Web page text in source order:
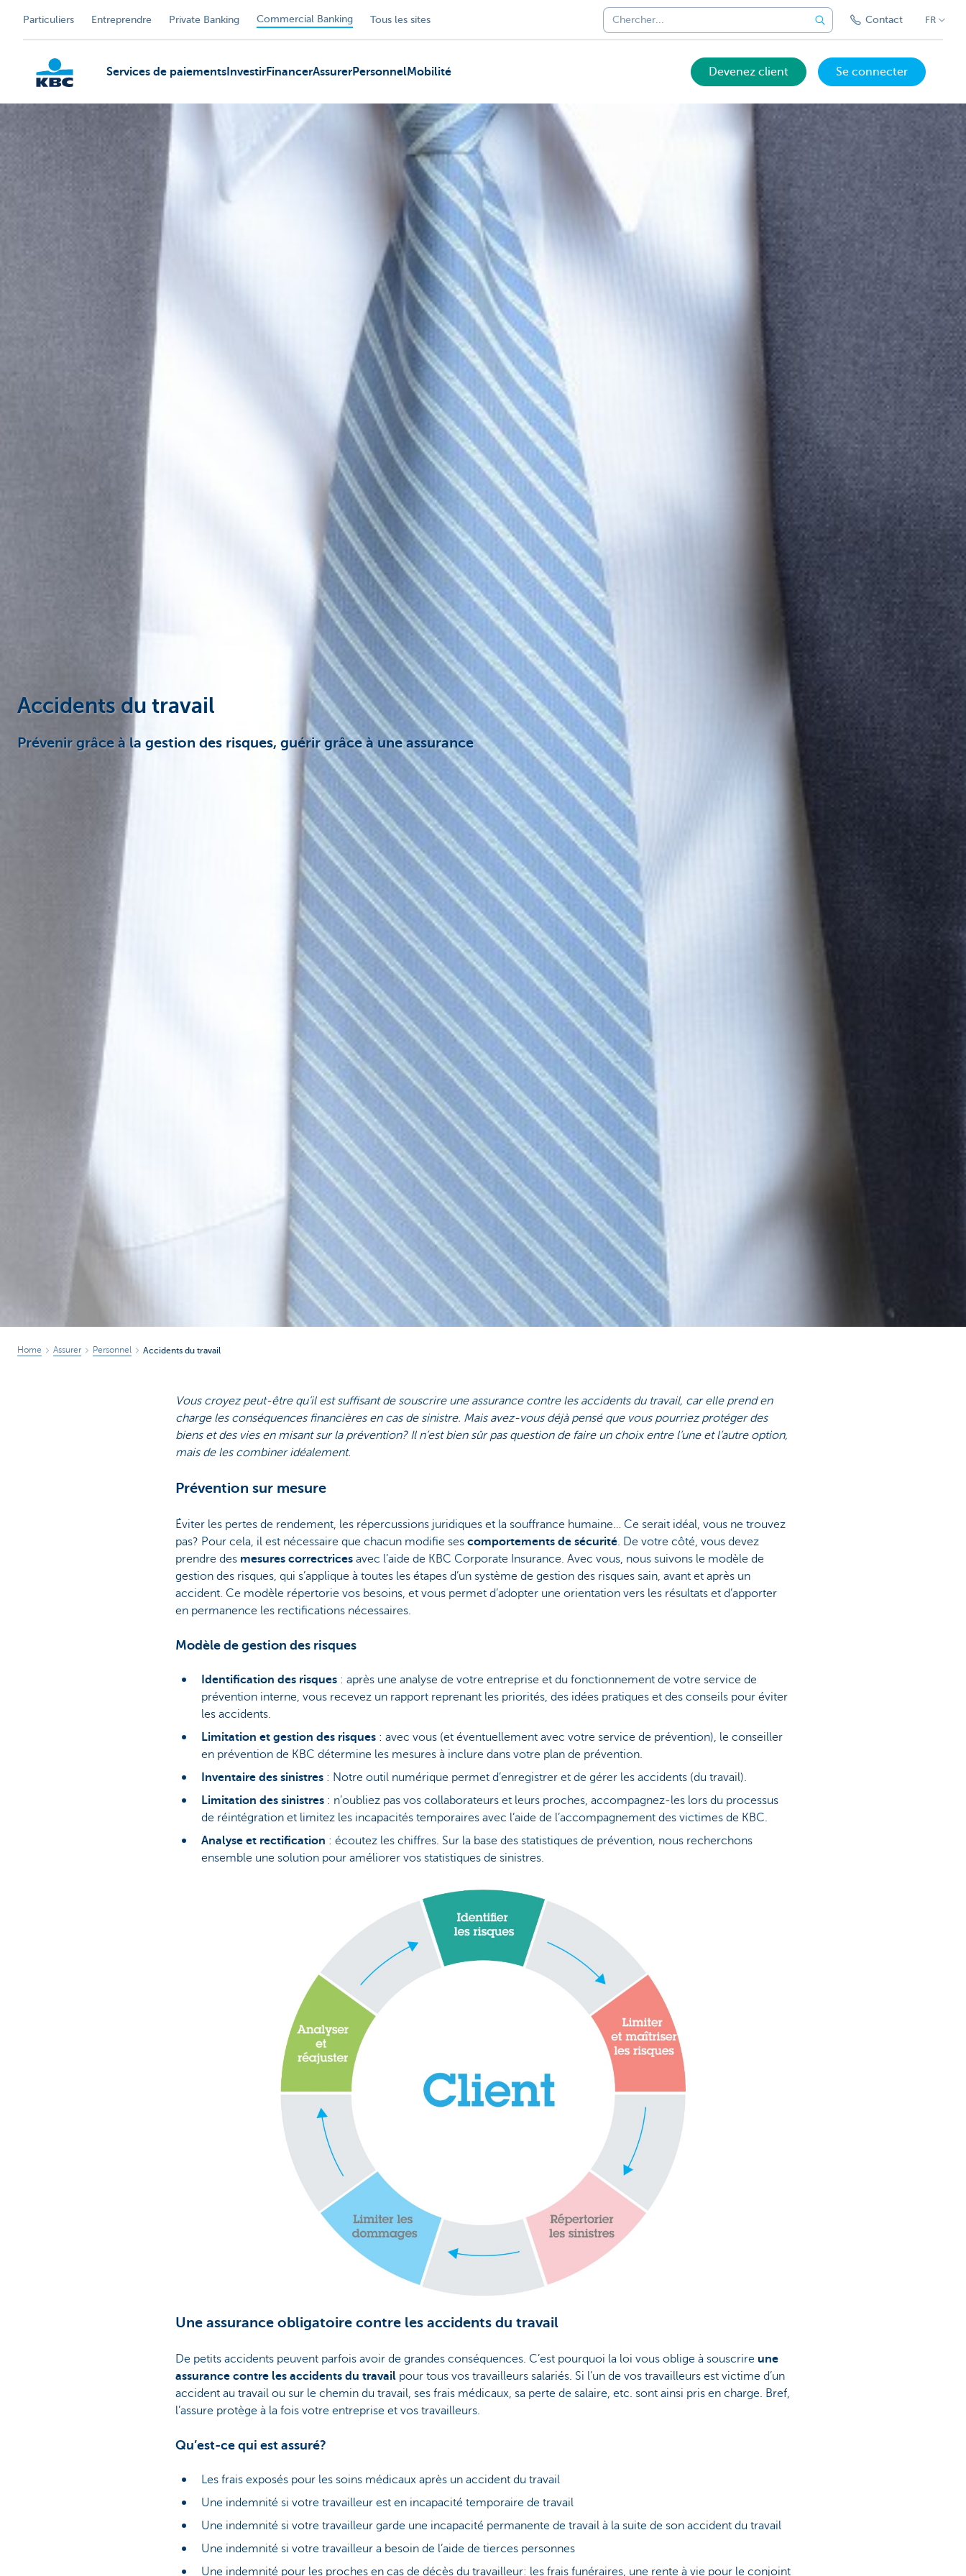
Particuliers Entreprendre Private Banking Commercial Banking Tous les sites Contact FR
KBC
Services de paiements InvestirFinancerAssurerPersonnelMobilité Devenez client Se connecter
Accidents du travail
Prévenir grâce à la gestion des risques, guérir grâce à une assurance
Home Assurer Personnel Accidents du travail
Vous croyez peut-être qu’il est suffisant de souscrire une assurance contre les accidents du travail, car elle prend en
charge les conséquences financières en cas de sinistre. Mais avez-vous déjà pensé que vous pourriez protéger des
biens et des vies en misant sur la prévention? Il n’est bien sûr pas question de faire un choix entre l’une et l’autre option,
mais de les combiner idéalement.
Prévention sur mesure
Éviter les pertes de rendement, les répercussions juridiques et la souffrance humaine… Ce serait idéal, vous ne trouvez
pas? Pour cela, il est nécessaire que chacun modifie ses comportements de sécurité. De votre côté, vous devez
prendre des mesures correctrices avec l’aide de KBC Corporate Insurance. Avec vous, nous suivons le modèle de
gestion des risques, qui s’applique à toutes les étapes d’un système de gestion des risques sain, avant et après un
accident. Ce modèle répertorie vos besoins, et vous permet d’adopter une orientation vers les résultats et d’apporter
en permanence les rectifications nécessaires.
Modèle de gestion des risques
Identification des risques : après une analyse de votre entreprise et du fonctionnement de votre service de
prévention interne, vous recevez un rapport reprenant les priorités, des idées pratiques et des conseils pour éviter
les accidents.
Limitation et gestion des risques : avec vous (et éventuellement avec votre service de prévention), le conseiller
en prévention de KBC détermine les mesures à inclure dans votre plan de prévention.
Inventaire des sinistres : Notre outil numérique permet d’enregistrer et de gérer les accidents (du travail).
Limitation des sinistres : n’oubliez pas vos collaborateurs et leurs proches, accompagnez-les lors du processus
de réintégration et limitez les incapacités temporaires avec l’aide de l’accompagnement des victimes de KBC.
Analyse et rectification : écoutez les chiffres. Sur la base des statistiques de prévention, nous recherchons
ensemble une solution pour améliorer vos statistiques de sinistres.
Une assurance obligatoire contre les accidents du travail
De petits accidents peuvent parfois avoir de grandes conséquences. C’est pourquoi la loi vous oblige à souscrire une
assurance contre les accidents du travail pour tous vos travailleurs salariés. Si l’un de vos travailleurs est victime d’un
accident au travail ou sur le chemin du travail, ses frais médicaux, sa perte de salaire, etc. sont ainsi pris en charge. Bref,
l’assure protège à la fois votre entreprise et vos travailleurs.
Qu’est-ce qui est assuré?
Les frais exposés pour les soins médicaux après un accident du travail
Une indemnité si votre travailleur est en incapacité temporaire de travail
Une indemnité si votre travailleur garde une incapacité permanente de travail à la suite de son accident du travail
Une indemnité si votre travailleur a besoin de l’aide de tierces personnes
Une indemnité pour les proches en cas de décès du travailleur: les frais funéraires, une rente à vie pour le conjoint